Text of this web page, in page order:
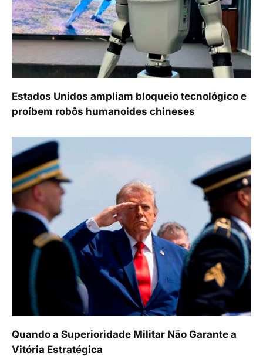
Estados Unidos ampliam bloqueio tecnológico e
proíbem robôs humanoides chineses
Quando a Superioridade Militar Não Garante a
Vitória Estratégica